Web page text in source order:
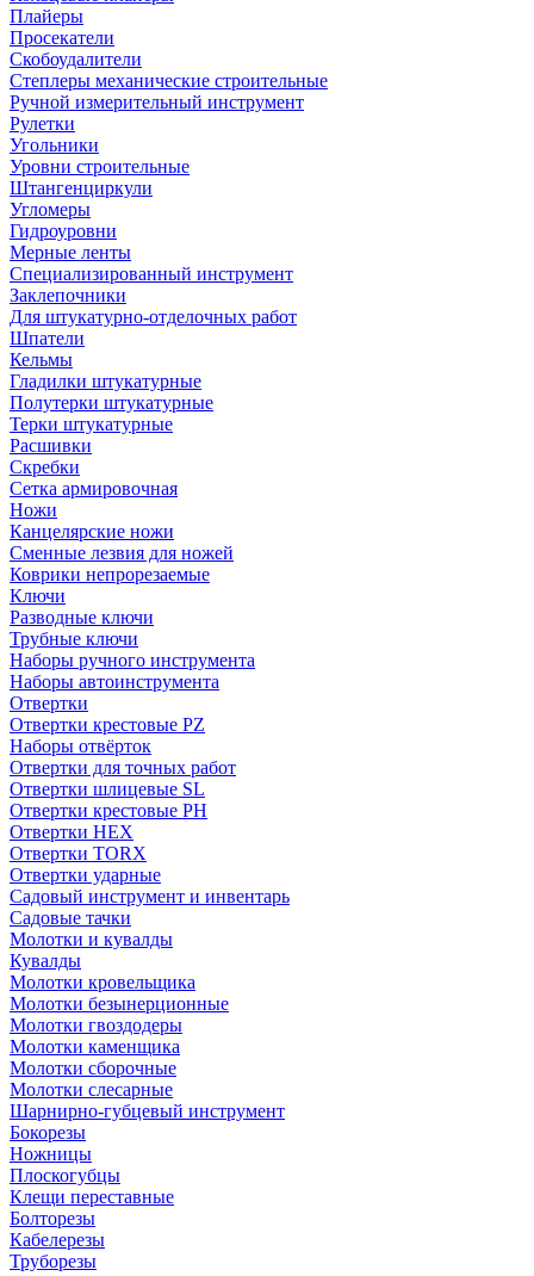
Плайеры
Просекатели
Скобоудалители
Степлеры механические строительные
Ручной измерительный инструмент
Рулетки
Угольники
Уровни строительные
Штангенциркули
Угломеры
Гидроуровни
Мерные ленты
Специализированный инструмент
Заклепочники
Для штукатурно-отделочных работ
Шпатели
Кельмы
Гладилки штукатурные
Полутерки штукатурные
Терки штукатурные
Расшивки
Скребки
Сетка армировочная
Ножи
Канцелярские ножи
Сменные лезвия для ножей
Коврики непрорезаемые
Ключи
Разводные ключи
Трубные ключи
Наборы ручного инструмента
Наборы автоинструмента
Отвертки
Отвертки крестовые PZ
Наборы отвёрток
Отвертки для точных работ
Отвертки шлицевые SL
Отвертки крестовые PH
Отвертки HEX
Отвертки TORX
Отвертки ударные
Садовый инструмент и инвентарь
Садовые тачки
Молотки и кувалды
Кувалды
Молотки кровельщика
Молотки безынерционные
Молотки гвоздодеры
Молотки каменщика
Молотки сборочные
Молотки слесарные
Шарнирно-губцевый инструмент
Бокорезы
Ножницы
Плоскогубцы
Клещи переставные
Болторезы
Кабелерезы
Труборезы